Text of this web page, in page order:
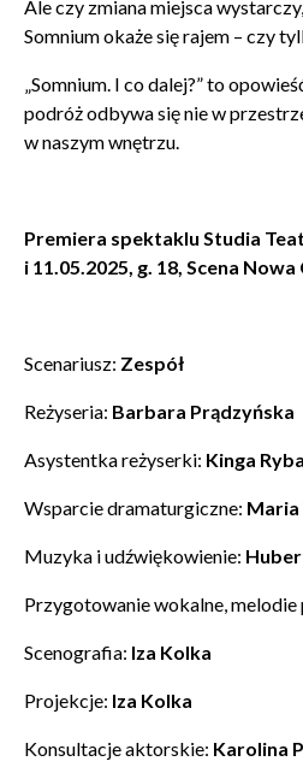
Dołącz do
POTWIERDŹ
Kultury ZAMEK z siedzibą w
osobowych, które są zawarte
Ale czy zmiana miejsca
Somnium okaże się rajem – czy
„Somnium. I co dalej?” to
podróż odbywa się nie w
w naszym wnętrzu.
Premiera spektaklu Studia
i 11.05.2025, g. 18, Scena Nowa
Scenariusz: Zespół
Reżyseria: Barbara Prądzyńska
Asystentka reżyserki: Kinga
Wsparcie dramaturgiczne:
Muzyka i udźwiękowienie:
Przygotowanie wokalne, melodie
Scenografia: Iza Kolka
Projekcje: Iza Kolka
Konsultacje aktorskie: Karolina